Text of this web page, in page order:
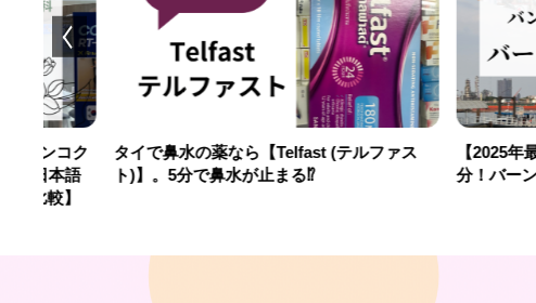
ら【Telfast (テルファス
が止まる⁉︎
【2025年最新版】バンコクから渡し船で
分！バーンガジャオの行き方2選